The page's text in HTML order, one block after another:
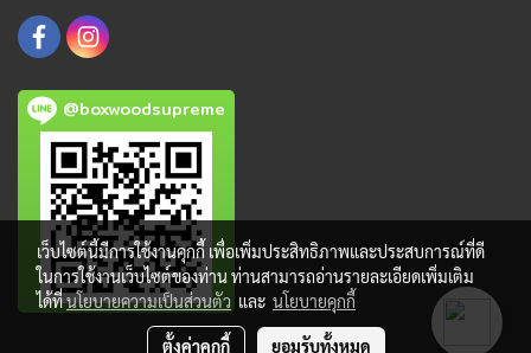
@boxwoodsupreme
เว็บไซต์นี้มีการใช้งานคุกกี้ เพื่อเพิ่มประสิทธิภาพและประสบการณ์ที่ดี
ในการใช้งานเว็บไซต์ของท่าน ท่านสามารถอ่านรายละเอียดเพิ่มเติม
ได้ที่นโยบายความเป็นส่วนตัว และ นโยบายคุกกี้
ตั้งค่าคุกกี้ ยอมรับทั้งหมด